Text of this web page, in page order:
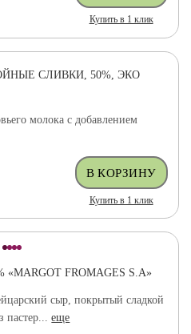
Купить в 1 клик
СЛИВКИ, 50%, ЭКО
молока с добавлением
Купить в 1 клик
FROMAGES S.A»
сыр, покрытый сладкой
пастер...еще